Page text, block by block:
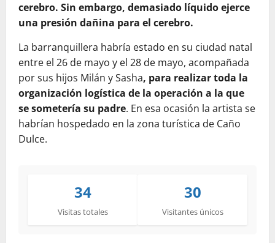
cerebro. Sin embargo, demasiado líquido ejerce
una presión dañina para el cerebro.
La barranquillera habría estado en su ciudad natal
entre el 26 de mayo y el 28 de mayo, acompañada
por sus hijos Milán y Sasha, para realizar toda la
organización logística de la operación a la que
se sometería su padre. En esa ocasión la artista se
habrían hospedado en la zona turística de Caño
Dulce.
34
Visitas totales
30
Visitantes únicos